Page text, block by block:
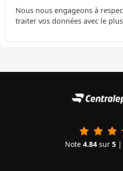
Nous nous engageons à
traiter vos données avec le
Note 4.84 sur 5 |